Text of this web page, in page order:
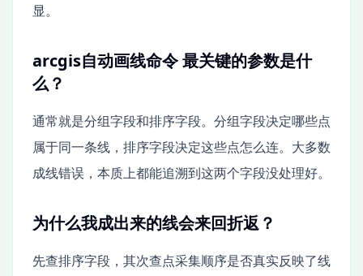
显。
arcgis自动画线命令 最关键的参数是什
么？
通常就是分组字段和排序字段。分组字段决定哪些点
属于同一条线，排序字段决定这些点怎么连。大多数
成线错误，本质上都能追溯到这两个字段没处理好。
为什么我成出来的线会来回折返？
先查排序字段，其次查点采集顺序是否真实反映了线